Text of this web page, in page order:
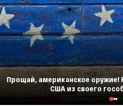
Прощай, американское оружие!
США из своего